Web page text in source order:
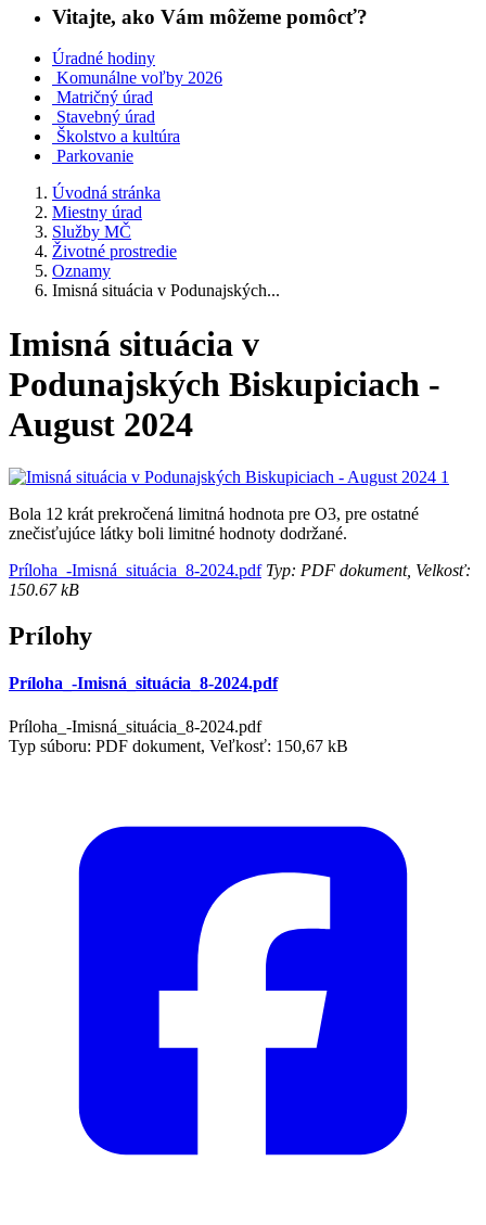
Vitajte, ako Vám môžeme pomôcť?
Úradné hodiny
Komunálne voľby 2026
Matričný úrad
Stavebný úrad
Školstvo a kultúra
Parkovanie
Úvodná stránka
Miestny úrad
Služby MČ
Životné prostredie
Oznamy
Imisná situácia v Podunajských...
Imisná situácia v
Podunajských Biskupiciach -
August 2024
Bola 12 krát prekročená limitná hodnota pre O3, pre ostatné
znečisťujúce látky boli limitné hodnoty dodržané.
Príloha_-Imisná_situácia_8-2024.pdfTyp: PDF dokument, Velkosť:
150.67 kB
Prílohy
Príloha_-Imisná_situácia_8-2024.pdf
Príloha_-Imisná_situácia_8-2024.pdf
Typ súboru: PDF dokument, Veľkosť: 150,67 kB